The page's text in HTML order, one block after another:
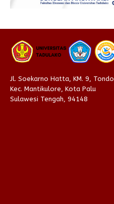
Jl. Soekarno Hatta, KM. 9, Tondo
Kec. Mantikulore, Kota Palu
Sulawesi Tengah, 94148